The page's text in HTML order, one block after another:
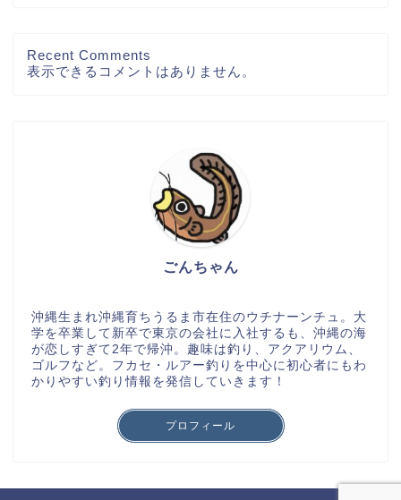
Recent Comments
表示できるコメントはありません。
ごんちゃん
沖縄生まれ沖縄育ちうるま市在住のウチナーンチュ。大
学を卒業して新卒で東京の会社に入社するも、沖縄の海
が恋しすぎて2年で帰沖。趣味は釣り、アクアリウム、
ゴルフなど。フカセ・ルアー釣りを中心に初心者にもわ
かりやすい釣り情報を発信していきます！
プロフィール